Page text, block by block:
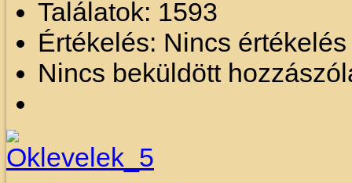
Találatok: 1593
Értékelés: Nincs
Nincs beküldött